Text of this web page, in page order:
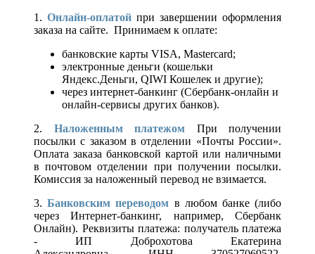
1. Онлайн-оплатой при завершении оформления
заказа на сайте. Принимаем к оплате:
банковские карты VISA, Mastercard;
электронные деньги (кошельки
Яндекс.Деньги, QIWI Кошелек и другие);
через интернет-банкинг (Сбербанк-онлайн и
онлайн-сервисы других банков).
2. Наложенным платежом При получении
посылки с заказом в отделении «Почты России».
Оплата заказа банковской картой или наличными
в почтовом отделении при получении посылки.
Комиссия за наложенный перевод не взимается.
3.Банковским переводом в любом банке (либо
через Интернет-банкинг, например, Сбербанк
Онлайн). Реквизиты платежа: получатель платежа
- ИП Доброхотова Екатерина